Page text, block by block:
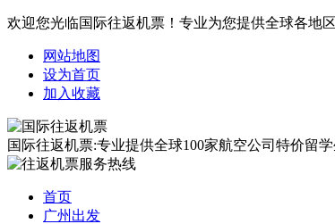
欢迎您光临国际往返机票！专业为您提供全球各地
网站地图
设为首页
加入收藏
国际往返机票:专业提供全球100家航空公司特价留
首页
广州出发